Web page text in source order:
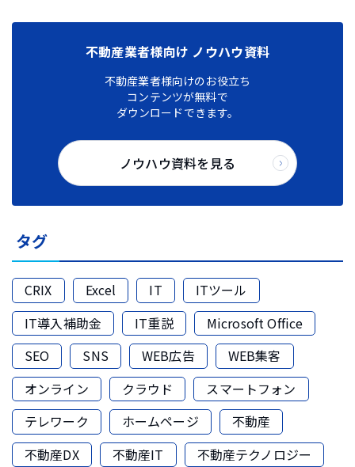
不動産業者様向け ノウハウ資料
不動産業者様向けのお役立ち
コンテンツが無料で
ダウンロードできます。
ノウハウ資料を見る
タグ
CRIX Excel IT
ITツール
IT導入補助金
IT重説
Microsoft Office
SEO
SNS WEB広告
WEB集客
オンライン
クラウド
スマートフォン
テレワーク
ホームページ
不動産
不動産DX
不動産IT
不動産テクノロジー